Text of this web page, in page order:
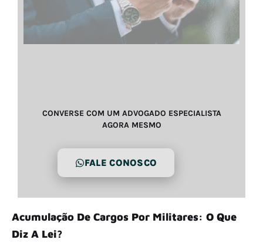
CONVERSE COM UM ADVOGADO ESPECIALISTA
AGORA MESMO
FALE CONOSCO
Acumulação De Cargos Por Militares: O Que
Diz A Lei?